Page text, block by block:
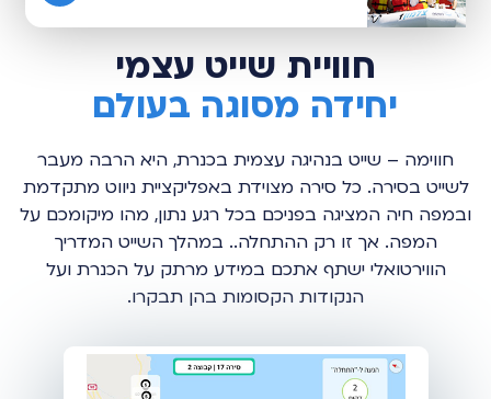
חוויית שייט עצמי
יחידה מסוגה בעולם
חווימה – שייט בנהיגה עצמית בכנרת, היא הרבה מעבר
לשייט בסירה. כל סירה מצוידת באפליקציית ניווט מתקדמת
ובמפה חיה המציגה בפניכם בכל רגע נתון, מהו מיקומכם על
המפה. אך זו רק ההתחלה.. במהלך השייט המדריך
הווירטואלי ישתף אתכם במידע מרתק על הכנרת ועל
הנקודות הקסומות בהן תבקרו.